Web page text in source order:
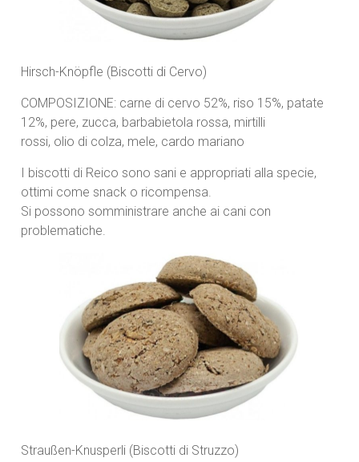
Hirsch-Knöpfle (Biscotti di Cervo)
COMPOSIZIONE: carne di cervo 52%, riso 15%, patate
12%, pere, zucca, barbabietola rossa, mirtilli
rossi, olio di colza, mele, cardo mariano
I biscotti di Reico sono sani e appropriati alla specie,
ottimi come snack o ricompensa.
Si possono somministrare anche ai cani con
problematiche.
Straußen-Knusperli (Biscotti di Struzzo)